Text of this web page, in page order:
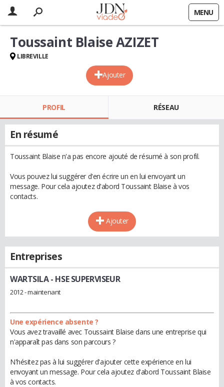
MENU
Ajouter
Toussaint Blaise AZIZET
LIBREVILLE
PROFIL RÉSEAU
En résumé
Toussaint Blaise n'a pas encore ajouté de résumé à son profil.
Vous pouvez lui suggérer d'en écrire un en lui envoyant un
message. Pour cela ajoutez d'abord Toussaint Blaise à vos
contacts.
Ajouter
Entreprises
WARTSILA- HSE SUPERVISEUR
2012 - maintenant
Une expérience absente ?
Vous avez travaillé avec Toussaint Blaise dans une entreprise qui
n'apparaît pas dans son parcours ?
N'hésitez pas à lui suggérer d'ajouter cette expérience en lui
envoyant un message. Pour cela ajoutez d'abord Toussaint Blaise
à vos contacts.